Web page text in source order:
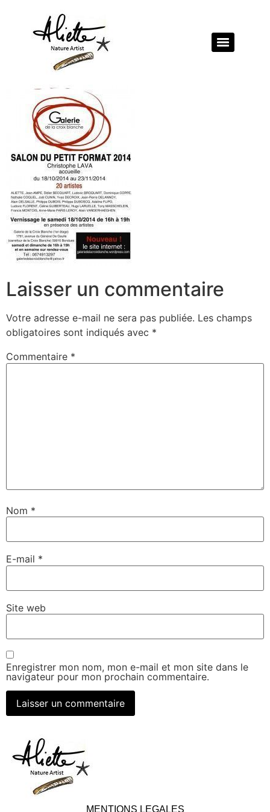
Laisser un commentaire
Votre adresse e-mail ne sera pas publiée. Les champs
obligatoires sont indiqués avec *
Commentaire *
Nom *
E-mail *
Site web
Enregistrer mon nom, mon e-mail et mon site dans le
navigateur pour mon prochain commentaire.
MENTIONS LEGALES